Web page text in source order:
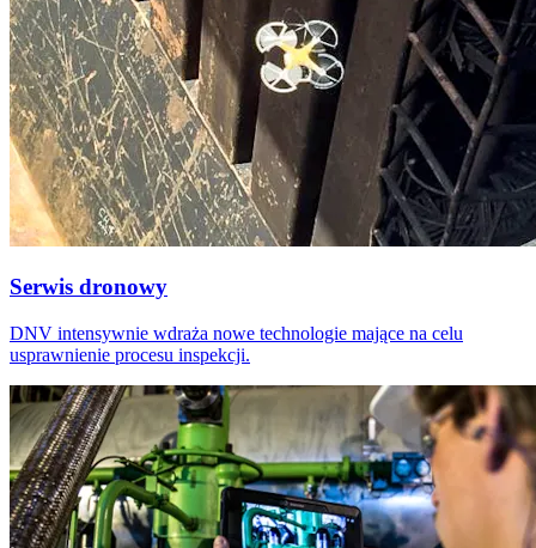
Serwis dronowy
DNV intensywnie wdraża nowe technologie mające na celu
usprawnienie procesu inspekcji.